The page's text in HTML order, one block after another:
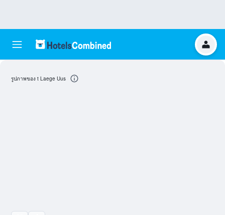
รูปภาพของ t Laege Uus